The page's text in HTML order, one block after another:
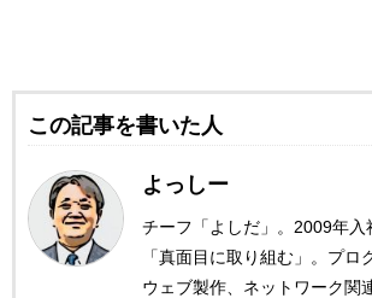
この記事を書いた人
よっしー
チーフ「よしだ」。2009年入
「真面目に取り組む」。プロ
ウェブ製作、ネットワーク関